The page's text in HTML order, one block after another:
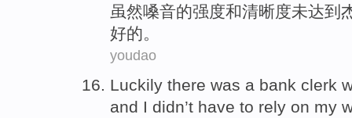
虽然嗓音的强度和清晰度未达到
好的。
youdao
Luckily there was a bank clerk
and I didn’t have to rely on my